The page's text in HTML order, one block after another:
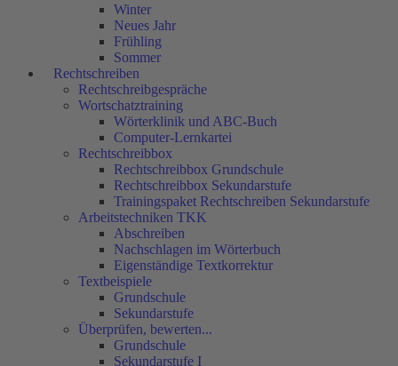
Winter
Neues Jahr
Frühling
Sommer
Rechtschreiben
Rechtschreibgespräche
Wortschatztraining
Wörterklinik und ABC-Buch
Computer-Lernkartei
Rechtschreibbox
Rechtschreibbox Grundschule
Rechtschreibbox Sekundarstufe
Trainingspaket Rechtschreiben Sekundarstufe
Arbeitstechniken TKK
Abschreiben
Nachschlagen im Wörterbuch
Eigenständige Textkorrektur
Textbeispiele
Grundschule
Sekundarstufe
Überprüfen, bewerten...
Grundschule
Sekundarstufe I